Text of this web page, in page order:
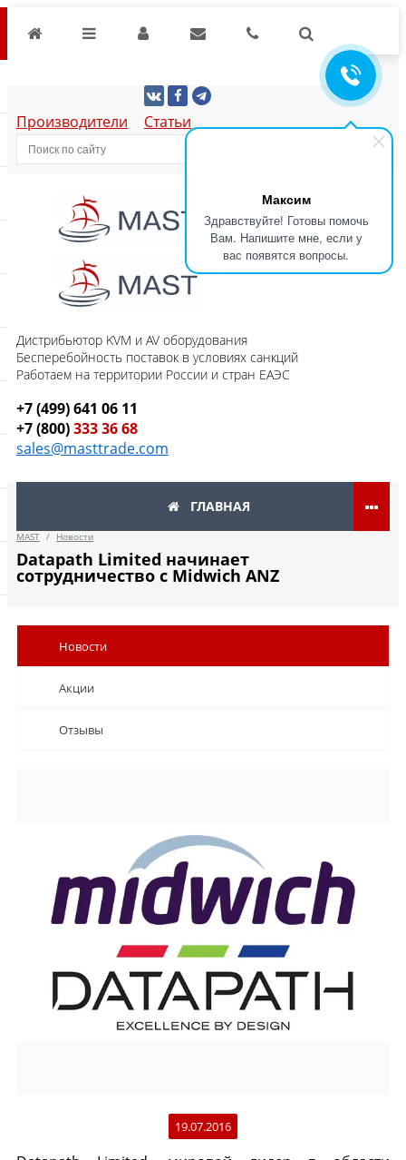
Максим
Здравствуйте! Готовы помочь
Вам. Напишите мне, если у
вас появятся вопросы.
Производители Статьи
Дистрибьютор KVM и AV оборудования
Бесперебойность поставок в условиях санкций
Работаем на территории России и стран ЕАЭС
+7 (499) 641 06 11
+7 (800)333 36 68
sales@masttrade.com
ГЛАВНАЯ
MAST / Новости
Datapath Limited начинает
сотрудничество с Midwich ANZ
Новости
Акции
Отзывы
19.07.2016